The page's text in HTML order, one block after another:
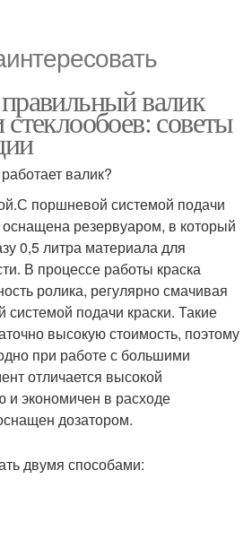
валик
советы
валик?
поршневой системой подачи
оснащена резервуаром, в который
0,5 литра материала для
В процессе работы краска
ролика, регулярно смачивая
системой подачи краски. Такие
высокую стоимость, поэтому
при работе с большими
отличается высокой
и экономичен в расходе
дозатором.
двумя способами: